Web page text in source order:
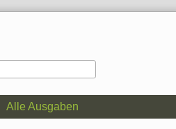
Alle Ausgaben